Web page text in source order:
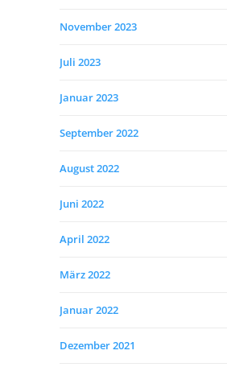
November 2023
Juli 2023
Januar 2023
September 2022
August 2022
Juni 2022
April 2022
März 2022
Januar 2022
Dezember 2021